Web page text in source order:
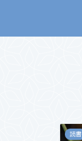
読書